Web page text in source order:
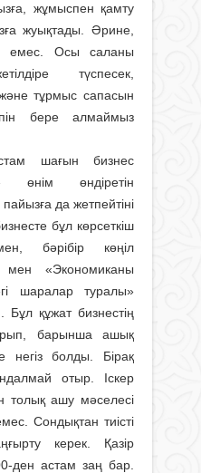
жұмыспен қамту
жуықтады. Әрине,
емес. Осы саланы
түспесек,
тұрмыс сапасын
бере алмаймыз
шағын бизнес
өнім өндіретін
да жетпейтіні
бұл көрсеткіш
бәрібір көңіл
мен «Экономиканы
шаралар туралы»
құжат бизнестің
барынша ашық
негіз болды. Бірақ
отыр. Іскер
толық ашу мәселесі
Сондықтан тиісті
керек. Қазір
ден астам заң бар.